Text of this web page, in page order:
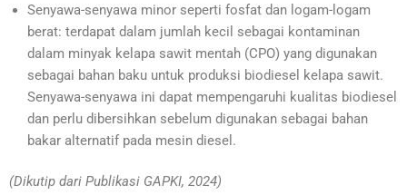
Senyawa-senyawa minor seperti fosfat dan logam-logam
berat: terdapat dalam jumlah kecil sebagai kontaminan
dalam minyak kelapa sawit mentah (CPO) yang digunakan
sebagai bahan baku untuk produksi biodiesel kelapa sawit.
Senyawa-senyawa ini dapat mempengaruhi kualitas biodiesel
dan perlu dibersihkan sebelum digunakan sebagai bahan
bakar alternatif pada mesin diesel.
(Dikutip dari Publikasi GAPKI, 2024)